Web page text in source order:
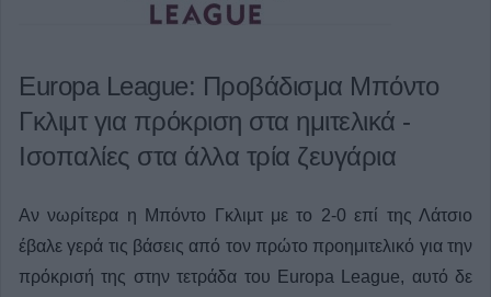
Europa League: Προβάδισμα Μπόντο
Γκλιμτ για πρόκριση στα ημιτελικά -
Ισοπαλίες στα άλλα τρία ζευγάρια
Αν νωρίτερα η Μπόντο Γκλιμτ με το 2-0 επί της Λάτσιο
έβαλε γερά τις βάσεις από τον πρώτο προημιτελικό για την
πρόκρισή της στην τετράδα του Europa League, αυτό δε